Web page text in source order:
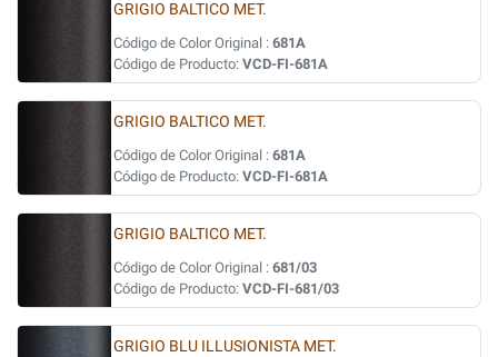
GRIGIO BALTICO MET.
Código de Color Original : 681A
Código de Producto: VCD-FI-681A
GRIGIO BALTICO MET.
Código de Color Original : 681A
Código de Producto: VCD-FI-681A
GRIGIO BALTICO MET.
Código de Color Original : 681/03
Código de Producto: VCD-FI-681/03
GRIGIO BLU ILLUSIONISTA MET.